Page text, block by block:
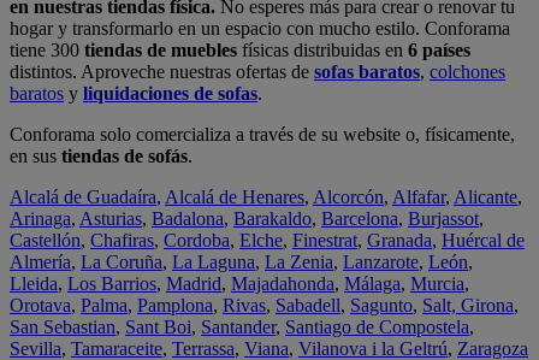
en nuestras tiendas física. No esperes más para crear o renovar tu
hogar y transformarlo en un espacio con mucho estilo. Conforama
tiene 300 tiendas de muebles físicas distribuidas en 6 países
distintos. Aproveche nuestras ofertas de sofas baratos, colchones
baratos y liquidaciones de sofas.
Conforama solo comercializa a través de su website o, físicamente,
en sus tiendas de sofás.
Alcalá de Guadaíra, Alcalá de Henares, Alcorcón, Alfafar, Alicante,
Arinaga, Asturias, Badalona, Barakaldo, Barcelona, Burjassot,
Castellón, Chafiras, Cordoba, Elche, Finestrat, Granada, Huércal de
Almería, La Coruña, La Laguna, La Zenia, Lanzarote, León,
Lleida, Los Barrios, Madrid, Majadahonda, Málaga, Murcia,
Orotava, Palma, Pamplona, Rivas, Sabadell, Sagunto, Salt, Girona,
San Sebastian, Sant Boi, Santander, Santiago de Compostela,
Sevilla, Tamaraceite, Terrassa, Viana, Vilanova i la Geltrú, Zaragoza